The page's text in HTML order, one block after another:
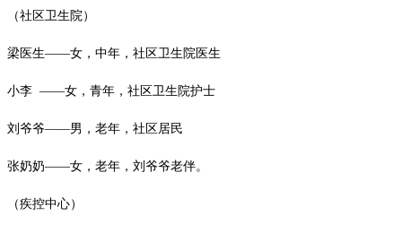
（社区卫生院）
梁医生——女，中年，社区卫生院医生
小李 ——女，青年，社区卫生院护士
刘爷爷——男，老年，社区居民
张奶奶——女，老年，刘爷爷老伴。
（疾控中心）